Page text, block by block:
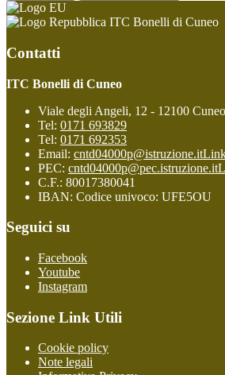
ITC Bonelli di Cuneo
Contatti
ITC Bonelli di Cuneo
Viale degli Angeli, 12 - 12100
Tel: 0171 693829
Tel: 0171 692353
Email: cntd04000p@istruzione.it
PEC: cntd04000p@pec.istruzione.it
C.F.: 80017380041
IBAN: Codice univoco: UFE5OU
Seguici su
Facebook
Youtube
Instagram
Sezione Link Utili
Cookie policy
Note legali